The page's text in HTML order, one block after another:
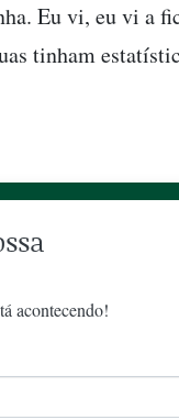
Eu vi, eu vi a
tinham
acontecendo!